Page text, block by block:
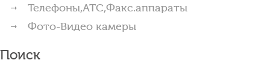
Телефоны,АТС,Факс.аппараты
Фото-Видео камеры
Поиск